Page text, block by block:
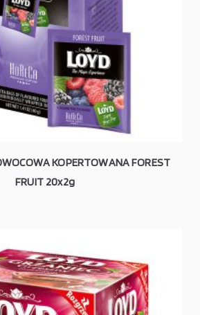
KOPERTOWANA FOREST
FRUIT 20x2g